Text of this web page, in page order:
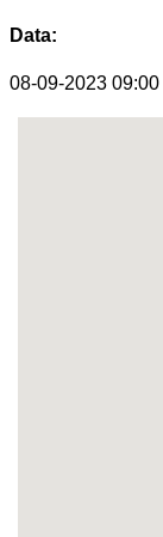
Data:
08-09-2023 09:00